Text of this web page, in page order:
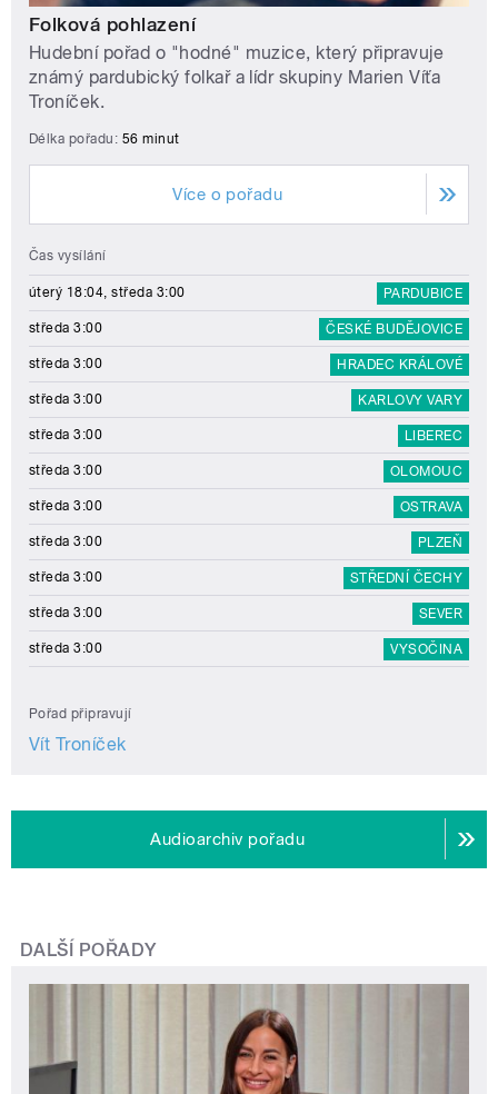
Folková pohlazení
Hudební pořad o "hodné" muzice, který připravuje
známý pardubický folkař a lídr skupiny Marien Víťa
Troníček.
Délka pořadu: 56 minut
Více o pořadu
Čas vysílání
úterý 18:04, středa 3:00 PARDUBICE
středa 3:00 ČESKÉ BUDĚJOVICE
středa 3:00 HRADEC KRÁLOVÉ
středa 3:00 KARLOVY VARY
středa 3:00 LIBEREC
středa 3:00 OLOMOUC
středa 3:00 OSTRAVA
středa 3:00 PLZEŇ
středa 3:00 STŘEDNÍ ČECHY
středa 3:00 SEVER
středa 3:00 VYSOČINA
Pořad připravují
Vít Troníček
Audioarchiv pořadu
DALŠÍ POŘADY